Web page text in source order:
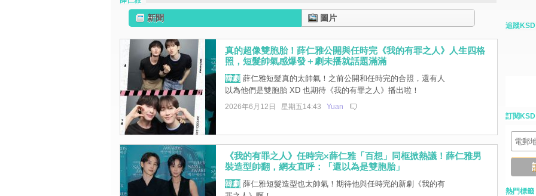
新聞 圖片
真的超像雙胞胎！薛仁雅公開與任時完《我的有罪之人》人生四格
照，短髮帥氣感爆發＋劇未播就話題滿滿
韓劇 薛仁雅短髮真的太帥氣！之前公開和任時完的合照，還有人
以為他們是雙胞胎 XD 也期待《我的有罪之人》播出啦！
2026年6月12日 星期五14:43 Yuan
《我的有罪之人》任時完×薛仁雅「百想」同框掀熱議！薛仁雅男
裝造型帥翻，網友直呼：「還以為是雙胞胎」
韓劇 薛仁雅短髮造型也太帥氣！期待他與任時完的新劇《我的有
追蹤KSD
訂閱KSD
熱門標籤